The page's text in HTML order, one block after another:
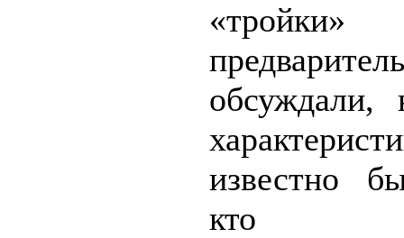
«тройки»
обсуждали,
известно
кто